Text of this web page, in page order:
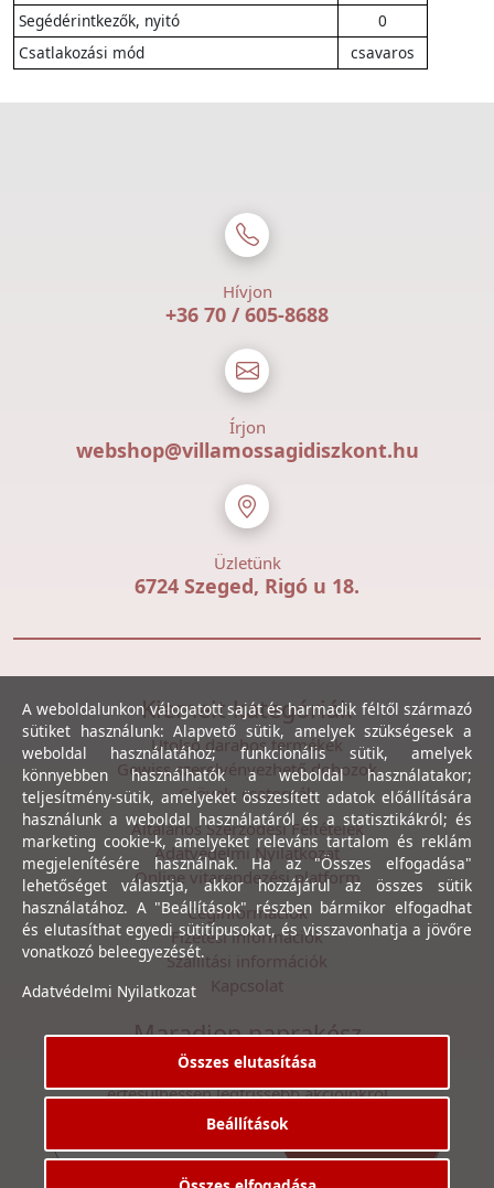
Segédérintkezők, nyitó
0
Csatlakozási mód
csavaros
Hívjon
+36 70 / 605-8688
Írjon
webshop@villamossagidiszkont.hu
Üzletünk
6724 Szeged, Rigó u 18.
Kiemelt kategóriák
Utolsó darabos termékek
Gewiss szerelvényezhető dobozok
Csövek, csatornák
Általános Szerződési Feltételek
Adatvédelmi Nyilatkozat
Online vitarendezési platform
Céginformációk
Fizetési információk
Szállítási információk
Kapcsolat
Maradjon naprakész
Íratkozzon fel hírlevelünkre, hogy első kézből
értesülhessen legfrissebb akcióinkról
A weboldalunkon válogatott saját és harmadik féltől származó
sütiket használunk: Alapvető sütik, amelyek szükségesek a
weboldal használatához; funkcionális sütik, amelyek
könnyebben használhatók a weboldal használatakor;
teljesítmény-sütik, amelyeket összesített adatok előállítására
használunk a weboldal használatáról és a statisztikákról; és
marketing cookie-k, amelyeket releváns tartalom és reklám
megjelenítésére használnak. Ha az "Összes elfogadása"
lehetőséget választja, akkor hozzájárul az összes sütik
használatához. A "Beállítások" részben bármikor elfogadhat
és elutasíthat egyedi sütitípusokat, és visszavonhatja a jövőre
vonatkozó beleegyezését.
Adatvédelmi Nyilatkozat
Összes elutasítása
Beállítások